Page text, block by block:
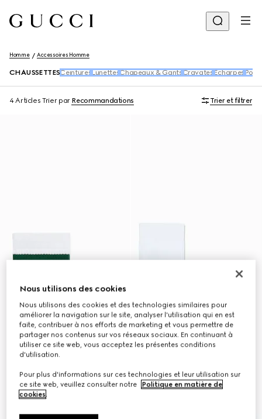
Homme Accessoires Homme
CHAUSSETTES Ceintures Lunettes Chapeaux & Gants Cravates Écharpes
4 Articles Trier par Recommandations Trier et filtrer
Nous utilisons des cookies
Nous utilisons des cookies et des technologies similaires pour
améliorer la navigation sur le site, analyser l'utilisation qui en est
faite, contribuer à nos efforts de marketing et vous permettre de
partager nos contenus sur vos réseaux sociaux. En continuant à
utiliser ce site web, vous acceptez les présentes conditions
d'utilisation.
Pour plus d'informations sur ces technologies et leur utilisation sur
ce site web, veuillez consulter notre
Politique en matière de
cookies.